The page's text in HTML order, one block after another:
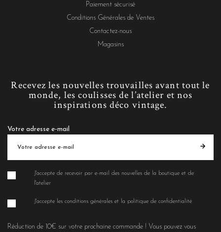
Paiement sécurisé
Conditions Générales de Ventes
Contactez-nous
Magasins
Recevez les nouvelles trouvailles avant tout le
monde, les coulisses de l’atelier et nos
inspirations déco vintage.
Votre adresse e-mail
J'accepte de recevoir par e-mail des nouvelles de la boutique et de
l'atelier
J'accepte les conditions générales et la politique de confidentialité
Réduction de 10€ sur votre prochaine commande ! Vous pouvez vous